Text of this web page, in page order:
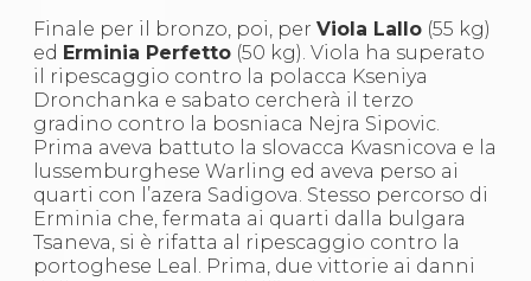
Finale per il bronzo, poi, perViola Lallo (55 kg)
ed Erminia Perfetto (50 kg). Viola ha superato
il ripescaggio contro la polacca Kseniya
Dronchanka e sabato cercherà il terzo
gradino contro la bosniaca Nejra Sipovic.
Prima aveva battuto la slovacca Kvasnicova e la
lussemburghese Warling ed aveva perso ai
quarti con l’azera Sadigova. Stesso percorso di
Erminia che, fermata ai quarti dalla bulgara
Tsaneva, si è rifatta al ripescaggio contro la
portoghese Leal. Prima, due vittorie ai danni